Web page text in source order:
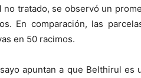
tratado, se observó un
En comparación, las
en 50 racimos.
apuntan a que Belthirul